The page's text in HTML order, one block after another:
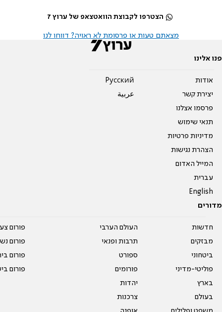
הצטרפו לקבוצת הוואטצאפ של ערוץ 7
מצאתם טעות או פרסומת לא ראויה? דווחו לנו
פנו אלינו
אודות
יצירת קשר
פרסמו אצלנו
תנאי שימוש
מדיניות פרטיות
הצהרת נגישות
המייל האדום
עברית
English
Pусский
عربية
מדורים
חדשות
מבזקים
ביטחוני
פוליטי-מדיני
בארץ
בעולם
העולם הערבי
תרבות ופנאי
ספורט
פורומים
יהדות
צרכנות
פורום
פורום
פורום
פורום